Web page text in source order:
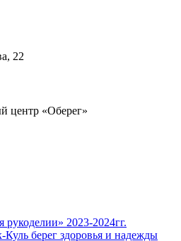
22
центр «Оберег»
2023-2024гг.
берег здоровья и надежды